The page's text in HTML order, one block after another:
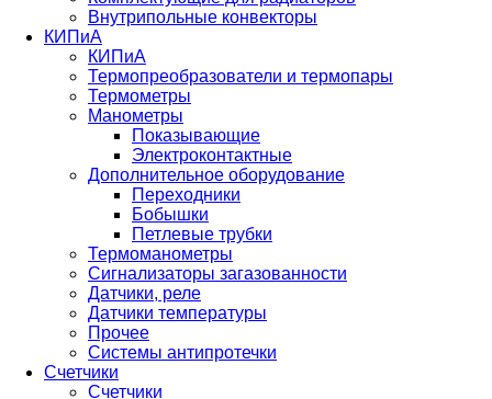
Внутрипольные конвекторы
КИПиА
КИПиА
Термопреобразователи и термопары
Термометры
Манометры
Показывающие
Электроконтактные
Дополнительное оборудование
Переходники
Бобышки
Петлевые трубки
Термоманометры
Сигнализаторы загазованности
Датчики, реле
Датчики температуры
Прочее
Системы антипротечки
Счетчики
Счетчики